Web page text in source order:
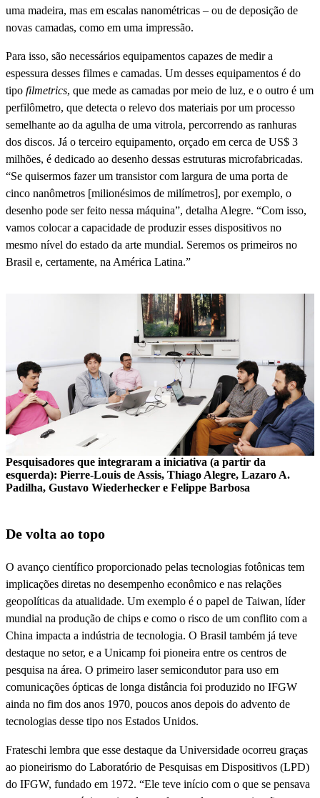
uma madeira, mas em escalas nanométricas – ou de deposição de
novas camadas, como em uma impressão.
Para isso, são necessários equipamentos capazes de medir a
espessura desses filmes e camadas. Um desses equipamentos é do
tipo filmetrics, que mede as camadas por meio de luz, e o outro é um
perfilômetro, que detecta o relevo dos materiais por um processo
semelhante ao da agulha de uma vitrola, percorrendo as ranhuras
dos discos. Já o terceiro equipamento, orçado em cerca de US$ 3
milhões, é dedicado ao desenho dessas estruturas microfabricadas.
“Se quisermos fazer um transistor com largura de uma porta de
cinco nanômetros [milionésimos de milímetros], por exemplo, o
desenho pode ser feito nessa máquina”, detalha Alegre. “Com isso,
vamos colocar a capacidade de produzir esses dispositivos no
mesmo nível do estado da arte mundial. Seremos os primeiros no
Brasil e, certamente, na América Latina.”
Pesquisadores que integraram a iniciativa (a partir da
esquerda): Pierre-Louis de Assis, Thiago Alegre, Lazaro A.
Padilha, Gustavo Wiederhecker e Felippe Barbosa
De volta ao topo
O avanço científico proporcionado pelas tecnologias fotônicas tem
implicações diretas no desempenho econômico e nas relações
geopolíticas da atualidade. Um exemplo é o papel de Taiwan, líder
mundial na produção de chips e como o risco de um conflito com a
China impacta a indústria de tecnologia. O Brasil também já teve
destaque no setor, e a Unicamp foi pioneira entre os centros de
pesquisa na área. O primeiro laser semicondutor para uso em
comunicações ópticas de longa distância foi produzido no IFGW
ainda no fim dos anos 1970, poucos anos depois do advento de
tecnologias desse tipo nos Estados Unidos.
Frateschi lembra que esse destaque da Universidade ocorreu graças
ao pioneirismo do Laboratório de Pesquisas em Dispositivos (LPD)
do IFGW, fundado em 1972. “Ele teve início com o que se pensava